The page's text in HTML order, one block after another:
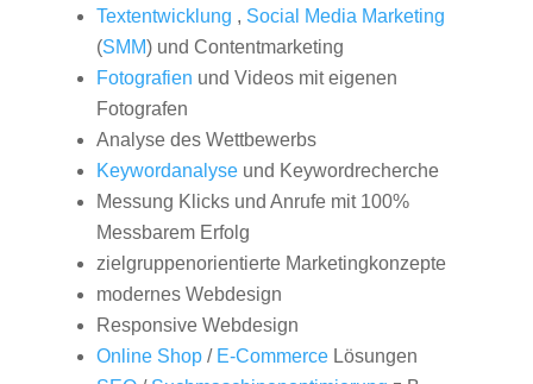
Textentwicklung , Social Media Marketing
(SMM) und Contentmarketing
Fotografien und Videos mit eigenen
Fotografen
Analyse des Wettbewerbs
Keywordanalyseund Keywordrecherche
Messung Klicks und Anrufe mit 100%
Messbarem Erfolg
zielgruppenorientierte Marketingkonzepte
modernes Webdesign
Responsive Webdesign
Online Shop/ E-CommerceLösungen